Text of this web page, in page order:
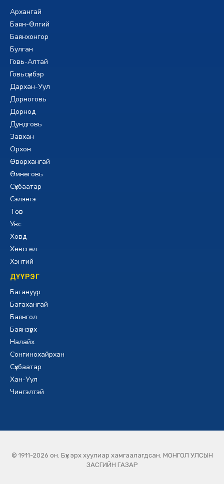
Архангай
Баян-Өлгий
Баянхонгор
Булган
Говь-Алтай
Говьсүмбэр
Дархан-Уул
Дорноговь
Дорнод
Дундговь
Завхан
Орхон
Өвөрхангай
Өмнөговь
Сүхбаатар
Сэлэнгэ
Төв
Увс
Ховд
Хөвсгөл
Хэнтий
ДҮҮРЭГ
Багануур
Багахангай
Баянгол
Баянзүрх
Налайх
Сонгинохайрхан
Сүхбаатар
Хан-Уул
Чингэлтэй
© 1911-2026 он. Бүх эрх хуулиар хамгаалагдсан. МОНГОЛ УЛСЫН
ЗАСГИЙН ГАЗАР